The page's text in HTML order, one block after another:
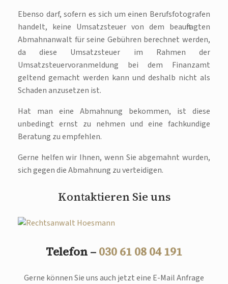
Ebenso darf, sofern es sich um einen Berufsfotografen
handelt, keine Umsatzsteuer von dem beauftragten
Abmahnanwalt für seine Gebühren berechnet werden,
da diese Umsatzsteuer im Rahmen der
Umsatzsteuervoranmeldung bei dem Finanzamt
geltend gemacht werden kann und deshalb nicht als
Schaden anzusetzen ist.
Hat man eine Abmahnung bekommen, ist diese
unbedingt ernst zu nehmen und eine fachkundige
Beratung zu empfehlen.
Gerne helfen wir Ihnen, wenn Sie abgemahnt wurden,
sich gegen die Abmahnung zu verteidigen.
Kontaktieren Sie uns
Telefon – 030 61 08 04 191
Gerne können Sie uns auch jetzt eine E-Mail Anfrage